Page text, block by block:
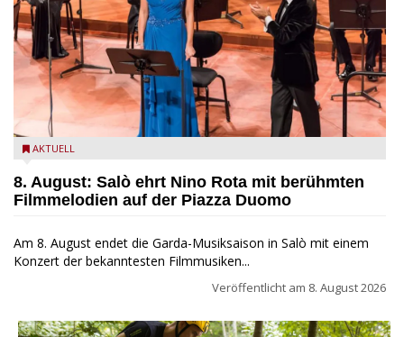
Estate Musicale del Garda: Salò ehrt Nino Rota
AKTUELL
8. August: Salò ehrt Nino Rota mit berühmten
Filmmelodien auf der Piazza Duomo
Am 8. August endet die Garda-Musiksaison in Salò mit einem
Konzert der bekanntesten Filmmusiken...
Veröffentlicht am 8. August 2026